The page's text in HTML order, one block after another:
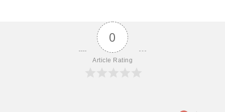
0
Article Rating